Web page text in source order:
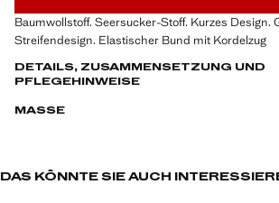
Baumwollstoff. Seersucker-Stoff. Kurzes Design.
Streifendesign. Elastischer Bund mit Kordelzug
DETAILS, ZUSAMMENSETZUNG UND
PFLEGEHINWEISE
MASSE
DAS KÖNNTE SIE AUCH